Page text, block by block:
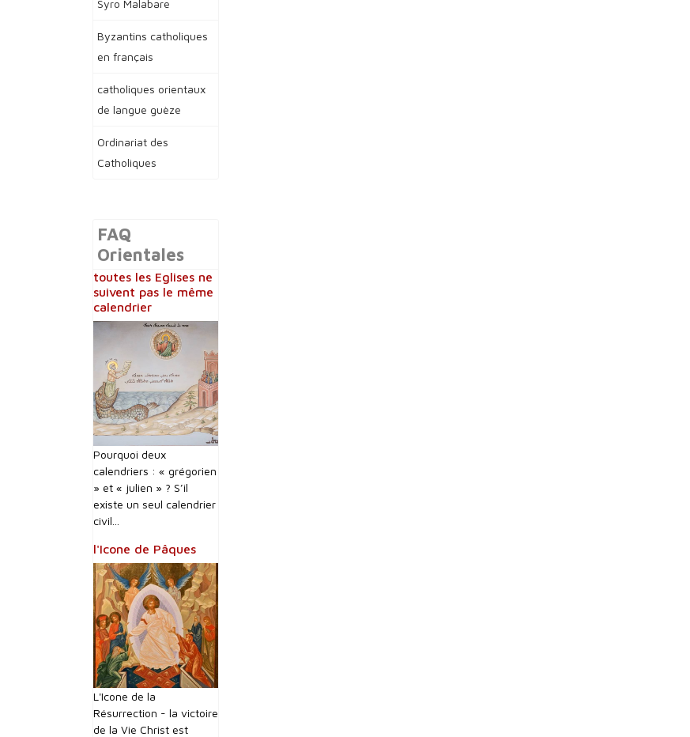
Syro Malabare
Byzantins catholiques
en français
catholiques orientaux
de langue guèze
Ordinariat des
Catholiques
FAQ
Orientales
toutes les Eglises ne
suivent pas le même
calendrier
Pourquoi deux
calendriers : « grégorien
» et « julien » ? S’il
existe un seul calendrier
civil...
l'Icone de Pâques
L'Icone de la
Résurrection - la victoire
de la Vie Christ est